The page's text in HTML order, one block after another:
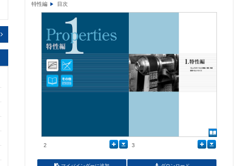
特性編 目次
2 3